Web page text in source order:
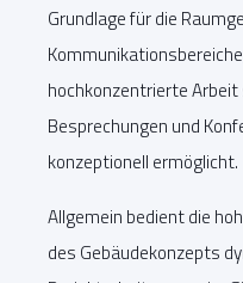
Grundlage für die
hochkonzentrierte
Besprechungen und
konzeptionell ermöglicht.
Allgemein bedient die
des Gebäudekonzepts